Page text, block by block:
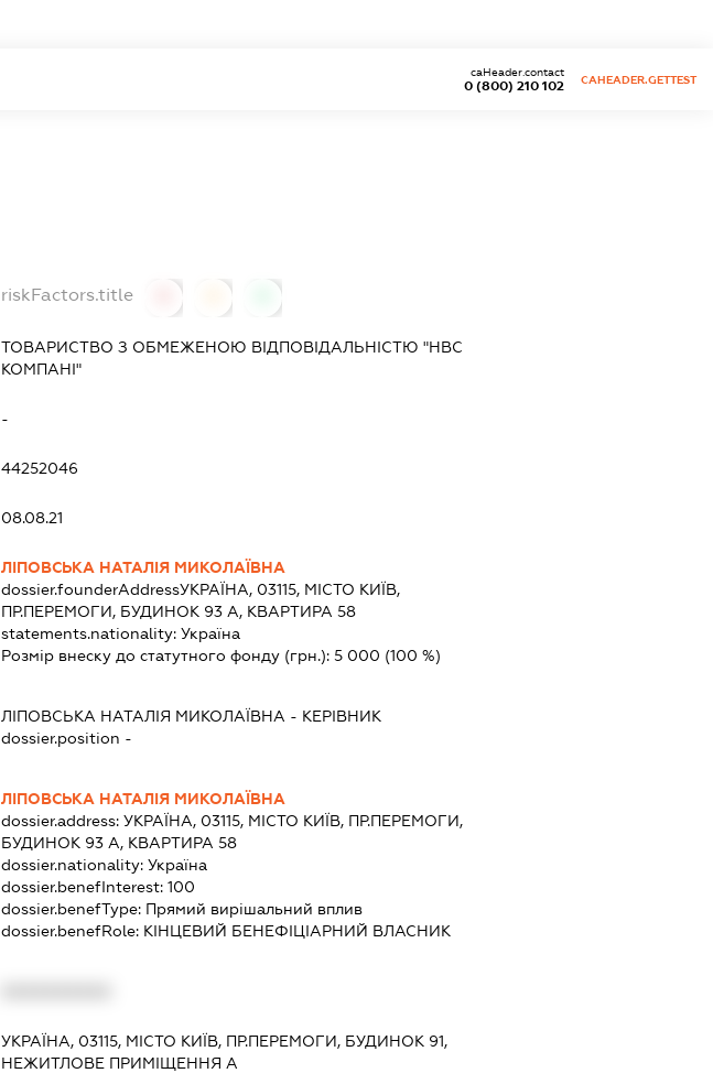
0 (800) 210 102
caHeader.contact
CAHEADER.GETTEST
riskFactors.title
ТОВАРИСТВО З ОБМЕЖЕНОЮ ВІДПОВІДАЛЬНІСТЮ "НВС
КОМПАНІ"
-
44252046
08.08.21
ЛІПОВСЬКА НАТАЛІЯ МИКОЛАЇВНА
dossier.founderAddressУКРАЇНА, 03115, МІСТО КИЇВ,
ПР.ПЕРЕМОГИ, БУДИНОК 93 А, КВАРТИРА 58
statements.nationality: Україна
Розмір внеску до статутного фонду (грн.): 5 000 (100 %)
ЛІПОВСЬКА НАТАЛІЯ МИКОЛАЇВНА - КЕРІВНИК
dossier.position -
ЛІПОВСЬКА НАТАЛІЯ МИКОЛАЇВНА
dossier.address: УКРАЇНА, 03115, МІСТО КИЇВ, ПР.ПЕРЕМОГИ,
БУДИНОК 93 А, КВАРТИРА 58
dossier.nationality: Україна
dossier.benefInterest: 100
dossier.benefType: Прямий вирішальний вплив
dossier.benefRole: КІНЦЕВИЙ БЕНЕФІЦІАРНИЙ ВЛАСНИК
УКРАЇНА, 03115, МІСТО КИЇВ, ПР.ПЕРЕМОГИ, БУДИНОК 91,
НЕЖИТЛОВЕ ПРИМІЩЕННЯ А